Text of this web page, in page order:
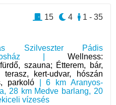
Szilveszter Pádis
| Wellness:
szauna; Étterem, bár,
terasz, kert-udvar, hószán
parkoló| 6 km Aranyos-
28 km Medve barlang, 20
vízesés
1 - 35
4
15